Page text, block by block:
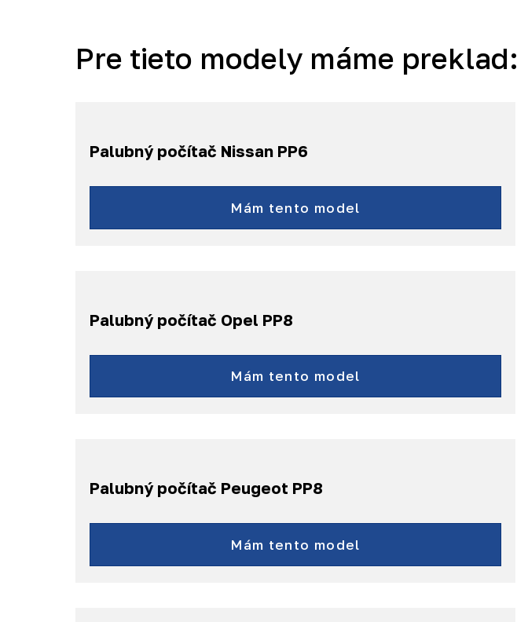
Pre tieto modely máme preklad:
Palubný počítač Nissan PP6
QashQai J11
X-Trail T32
a ďalšie...
Mám tento model
Palubný počítač Opel PP8
Combo
a ďalšie...
Mám tento model
Palubný počítač Peugeot PP8
Bipper
a ďalšie...
Mám tento model